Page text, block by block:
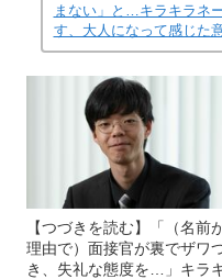
まない」と…キラキラネ
す、大人になって感じた
【つづきを読む】「（名前
理由で）面接官が裏でザワ
き、失礼な態度を…」キラ